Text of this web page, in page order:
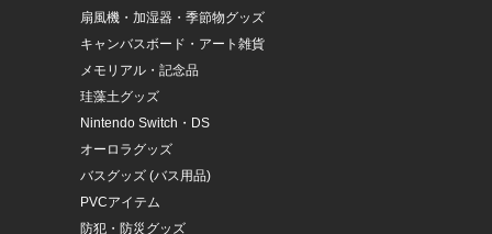
扇風機・加湿器・季節物グッズ
キャンバスボード・アート雑貨
メモリアル・記念品
珪藻土グッズ
Nintendo Switch・DS
オーロラグッズ
バスグッズ (バス用品)
PVCアイテム
防犯・防災グッズ